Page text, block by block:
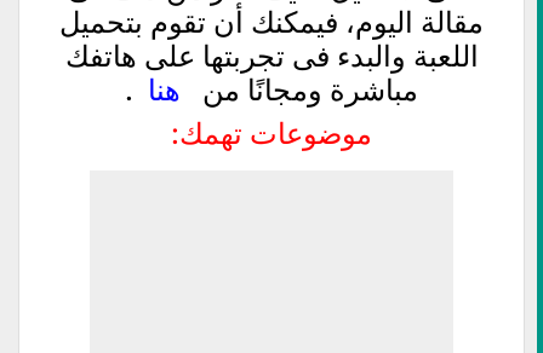
مقالة اليوم، فيمكنك أن تقوم بتحميل
اللعبة والبدء فى تجربتها على هاتفك
مباشرة ومجانًا من هنا .
موضوعات تهمك: